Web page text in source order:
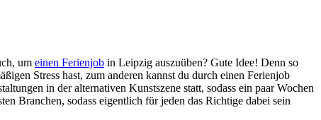
um einen Ferienjob in Leipzig auszuüben? Gute Idee! Denn so
Stress hast, zum anderen kannst du durch einen Ferienjob
in der alternativen Kunstszene statt, sodass ein paar Wochen
Branchen, sodass eigentlich für jeden das Richtige dabei sein